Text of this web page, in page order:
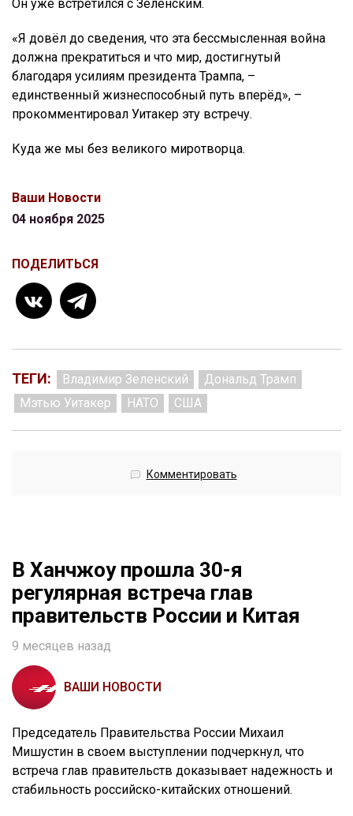
Он уже встретился с Зеленским.
«Я довёл до сведения, что эта бессмысленная война
должна прекратиться и что мир, достигнутый
благодаря усилиям президента Трампа, –
единственный жизнеспособный путь вперёд», –
прокомментировал Уитакер эту встречу.
Куда же мы без великого миротворца.
Ваши Новости
04 ноября 2025
ПОДЕЛИТЬСЯ
ТЕГИ: Владимир Зеленский
Дональд Трамп
Мэтью Уитакер
НАТО США
Комментировать
В Ханчжоу прошла 30-я
регулярная встреча глав
правительств России и Китая
9 месяцев назад
ВАШИ НОВОСТИ
Председатель Правительства России Михаил
Мишустин в своем выступлении подчеркнул, что
встреча глав правительств доказывает надежность и
стабильность российско-китайских отношений.